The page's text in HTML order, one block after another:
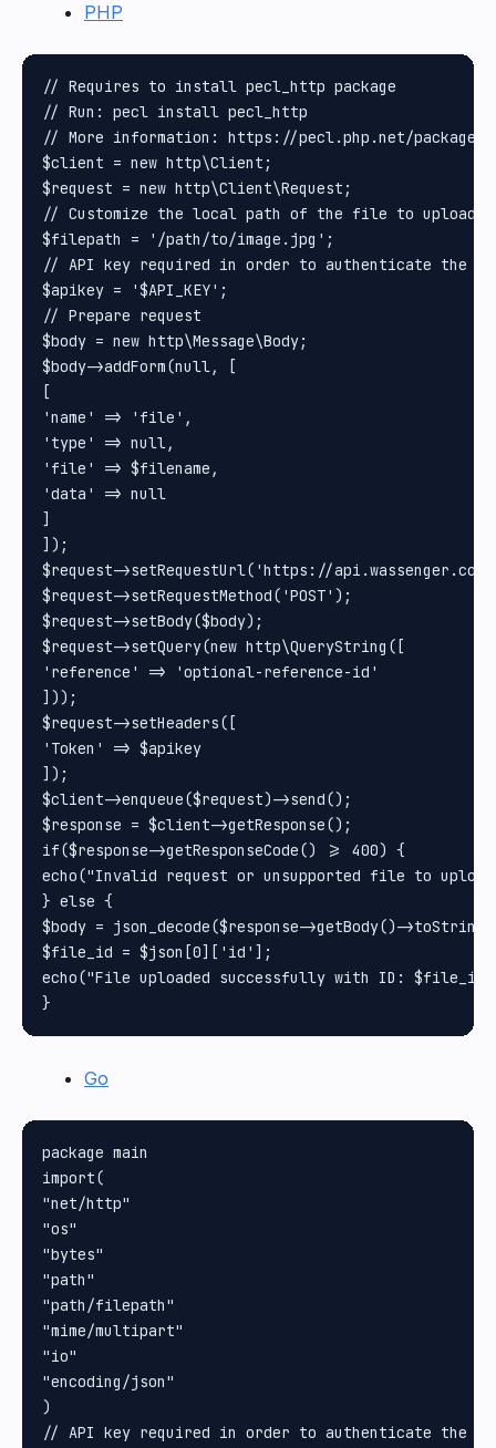
PHP
// Requires to install pecl_http package
// Run: pecl install pecl_http
// More information: https://pecl.php.net/package/
$client = new http\Client;
$request = new http\Client\Request;
// Customize the local path of the file to upload
$filepath = '/path/to/image.jpg';
// API key required in order to authenticate the
$apikey = '$API_KEY';
// Prepare request
$body = new http\Message\Body;
$body->addForm(null, [
[
'name' => 'file',
'type' => null,
'file' => $filename,
'data' => null
]
]);
$request->setRequestUrl('https://
$request->setRequestMethod('POST');
$request->setBody($body);
$request->setQuery(new http\QueryString([
'reference' => 'optional-reference-id'
]));
$request->setHeaders([
'Token' => $apikey
]);
$client->enqueue($request)->send();
$response = $client->getResponse();
if($response->getResponseCode() >= 400) {
echo("Invalid request or unsupported file to
} else {
$body = json_decode($response->getBody()-
$file_id = $json[0]['id'];
echo("File uploaded successfully with ID:
Go
package main
import(
"net/http"
"os"
"bytes"
"path"
"path/filepath"
"mime/multipart"
"io"
"encoding/json"
)
// API key required in order to authenticate the